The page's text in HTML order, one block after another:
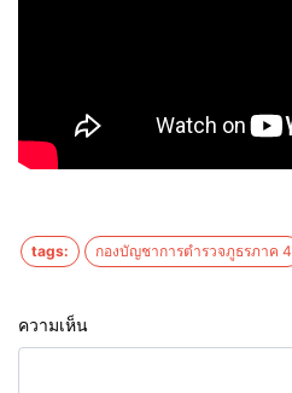
tags: กองบัญชาการตำรวจภูธรภาค 4
ความเห็น